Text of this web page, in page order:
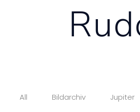
All Bildarchiv Jupiter